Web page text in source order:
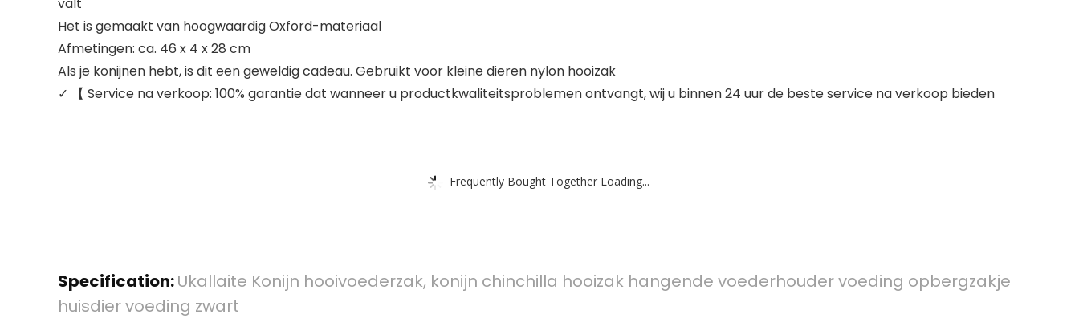
Het is gemaakt van hoogwaardig Oxford-materiaal
Afmetingen: ca. 46 x 4 x 28 cm
Als je konijnen hebt, is dit een geweldig cadeau. Gebruikt voor kleine dieren nylon hooizak
✓ 【 Service na verkoop: 100% garantie dat wanneer u productkwaliteitsproblemen ontvangt, wij u binnen 24 uur de beste service na verkoop bieden
Frequently Bought Together Loading...
Specification:Ukallaite Konijn hooivoederzak, konijn chinchilla hooizak hangende voederhouder voeding opbergzakje
huisdier voeding zwart